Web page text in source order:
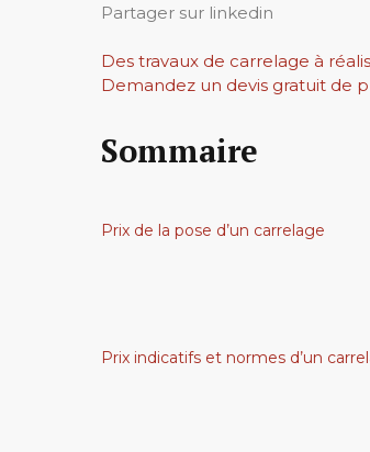
Partager sur linkedin
Des travaux de carrelage à
Demandez un devis gratuit de
Sommaire
Prix de la pose d’un carrelage
Prix indicatifs et normes d’un